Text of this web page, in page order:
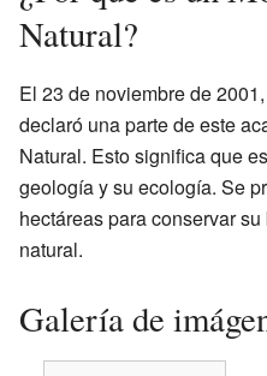
Natural?
El 23 de noviembre de
declaró una parte de este
Natural. Esto significa que
geología y su ecología. Se
hectáreas para conservar
natural.
Galería de